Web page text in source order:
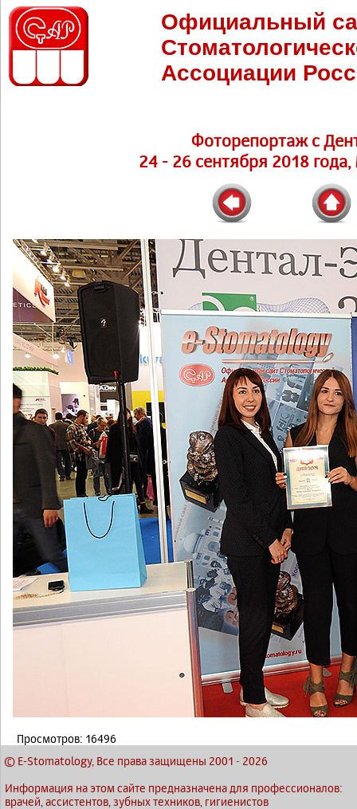
Официальный
Ассоциации
Фоторепортаж с
24 - 26 сентября 2018
Просмотров: 16496
© E-Stomatology, Все права защищены 2001 - 2026
Информация на этом сайте предназначена для профессионалов:
врачей, ассистентов, зубных техников, гигиенистов